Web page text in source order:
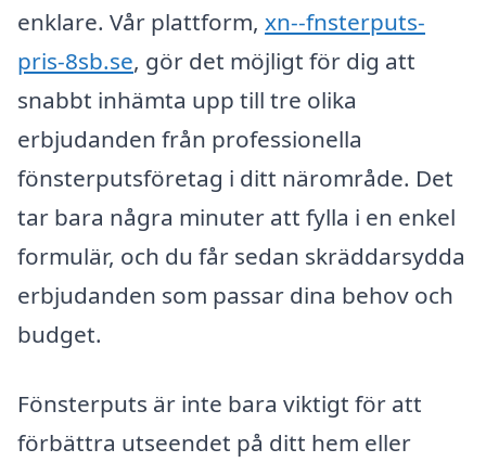
enklare. Vår plattform, xn--fnsterputs-
pris-8sb.se, gör det möjligt för dig att
snabbt inhämta upp till tre olika
erbjudanden från professionella
fönsterputsföretag i ditt närområde. Det
tar bara några minuter att fylla i en enkel
formulär, och du får sedan skräddarsydda
erbjudanden som passar dina behov och
budget.
Fönsterputs är inte bara viktigt för att
förbättra utseendet på ditt hem eller